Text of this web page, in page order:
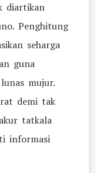
diartikan
Penghitung
seharga
guna
mujur.
demi tak
tatkala
informasi